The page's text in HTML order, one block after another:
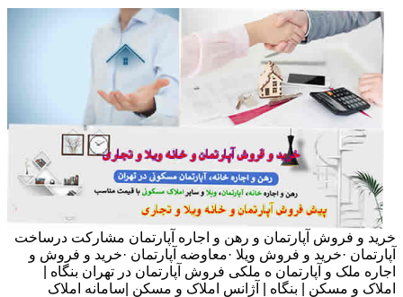
خرید و فروش آپارتمان و رهن و اجاره آپارتمان مشارکت درساخت
آپارتمان ·خرید و فروش ویلا ·معاوضه آپارتمان ·خرید و فروش و
اجاره ملک و آپارتمان ه ملکی فروش آپارتمان در تهران بنگاه |
املاک و مسکن | بنگاه | آژانس املاک و مسکن |سامانه املاک